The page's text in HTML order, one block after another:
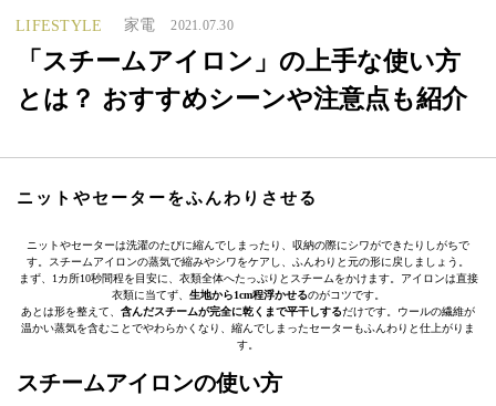
LIFESTYLE 家電 2021.07.30
「スチームアイロン」の上手な使い方
とは？ おすすめシーンや注意点も紹介
ニットやセーターをふんわりさせる
ニットやセーターは洗濯のたびに縮んでしまったり、収納の際にシワができたりしがちで
す。スチームアイロンの蒸気で縮みやシワをケアし、ふんわりと元の形に戻しましょう。
まず、1カ所10秒間程を目安に、衣類全体へたっぷりとスチームをかけます。アイロンは直接
衣類に当てず、 生地から1cm程浮かせるのがコツです。
あとは形を整えて、 含んだスチームが完全に乾くまで平干しするだけです。ウールの繊維が
温かい蒸気を含むことでやわらかくなり、縮んでしまったセーターもふんわりと仕上がりま
す。
スチームアイロンの使い方